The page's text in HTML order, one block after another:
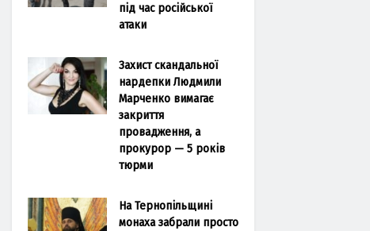
під час російської
атаки
Захист скандальної
нардепки Людмили
Марченко вимагає
закриття
провадження, а
прокурор — 5 років
тюрми
На Тернопільщині
монаха забрали просто